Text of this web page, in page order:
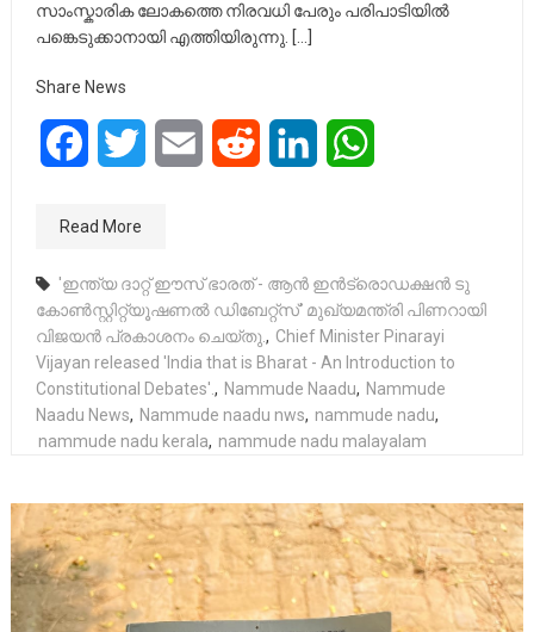
സാംസ്കാരിക ലോകത്തെ നിരവധി പേരും പരിപാടിയിൽ
പങ്കെടുക്കാനായി എത്തിയിരുന്നു. […]
Share News
FacebookTwitter Email Reddit LinkedIn
Read More
'ഇന്ത്യ ദാറ്റ് ഈസ് ഭാരത് - ആൻ ഇൻട്രൊഡക്ഷൻ ടു
കോൺസ്റ്റിറ്റ്യൂഷണൽ ഡിബേറ്റ്സ്' മുഖ്യമന്ത്രി പിണറായി
വിജയൻ പ്രകാശനം ചെയ്തു., Chief Minister Pinarayi
Vijayan released 'India that is Bharat - An Introduction to
Constitutional Debates'., Nammude Naadu, Nammude
Naadu News, Nammude naadu nws, nammude nadu,
nammude nadu kerala, nammude nadu malayalam